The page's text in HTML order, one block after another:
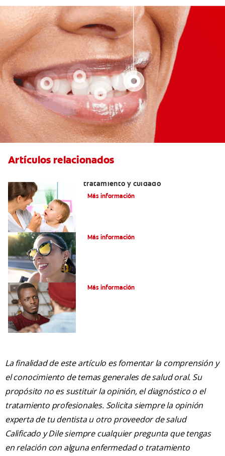
Artículos relacionados
tratamiento y cuidado
Más información
Más información
Más información
La finalidad de este artículo es fomentar la comprensión y
el conocimiento de temas generales de salud oral. Su
propósito no es sustituir la opinión, el diagnóstico o el
tratamiento profesionales. Solicita siempre la opinión
experta de tu dentista u otro proveedor de salud
Calificado y Dile siempre cualquier pregunta que tengas
en relación con alguna enfermedad o tratamiento